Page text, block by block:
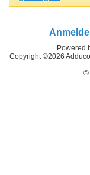
Powered
Copyright ©2026
©